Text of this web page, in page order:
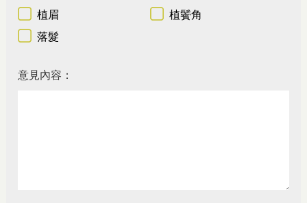
植眉
植鬢角
落髮
意見內容：